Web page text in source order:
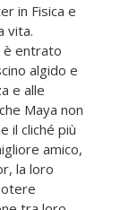
in Fisica e
vita.
è entrato
algido e
e alle
Maya non
il cliché più
amico,
la loro